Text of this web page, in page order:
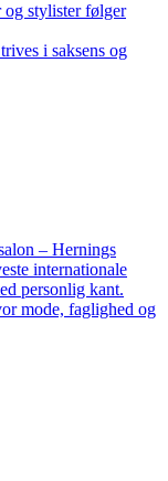
stylister følger
i saksens og
– Hernings
internationale
personlig kant.
mode, faglighed og